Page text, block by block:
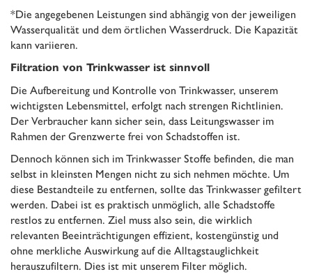
*Die angegebenen Leistungen sind abhängig von der jeweiligen
Wasserqualität und dem örtlichen Wasserdruck. Die Kapazität
kann variieren.
Filtration von Trinkwasser ist sinnvoll
Die Aufbereitung und Kontrolle von Trinkwasser, unserem
wichtigsten Lebensmittel, erfolgt nach strengen Richtlinien.
Der Verbraucher kann sicher sein, dass Leitungswasser im
Rahmen der Grenzwerte frei von Schadstoffen ist.
Dennoch können sich im Trinkwasser Stoffe befinden, die man
selbst in kleinsten Mengen nicht zu sich nehmen möchte. Um
diese Bestandteile zu entfernen, sollte das Trinkwasser gefiltert
werden. Dabei ist es praktisch unmöglich, alle Schadstoffe
restlos zu entfernen. Ziel muss also sein, die wirklich
relevanten Beeinträchtigungen effizient, kostengünstig und
ohne merkliche Auswirkung auf die Alltagstauglichkeit
herauszufiltern. Dies ist mit unserem Filter möglich.